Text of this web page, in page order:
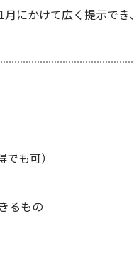
にかけて広く提示でき、
も可）
るもの